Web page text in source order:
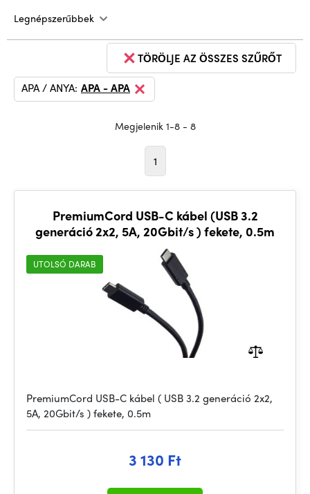
Legnépszerűbbek
TÖRÖLJE AZ ÖSSZES SZŰRŐT
APA / ANYA: APA - APA
Megjelenik 1-8 - 8
1
PremiumCord USB-C kábel (USB 3.2
generáció 2x2, 5A, 20Gbit/s ) fekete, 0.5m
UTOLSÓ DARAB
PremiumCord USB-C kábel ( USB 3.2 generáció 2x2,
5A, 20Gbit/s ) fekete, 0.5m
3 130 Ft